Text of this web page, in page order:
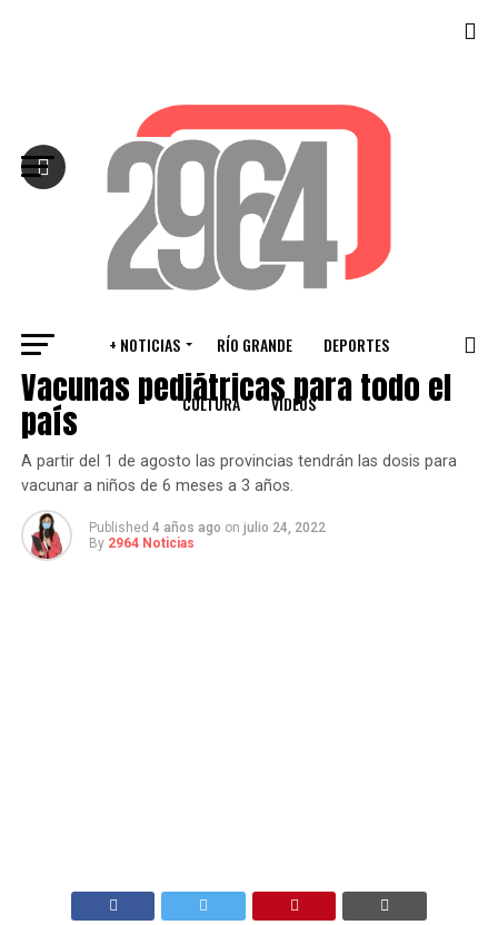
+ NOTICIAS RÍO GRANDE DEPORTES
CULTURA VIDEOS
VARIOS
Vacunas pediátricas para todo el
país
A partir del 1 de agosto las provincias tendrán las dosis para
vacunar a niños de 6 meses a 3 años.
Published 4 años ago on julio 24, 2022
By 2964 Noticias